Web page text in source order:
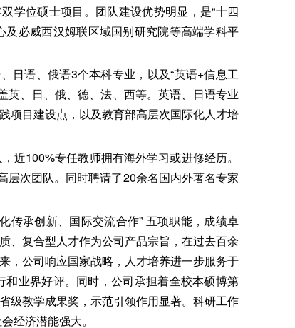
学位硕士项目。团队建设优势明显，是“十四
必威西汉姆联区域国别研究院等高端学科平
日语、俄语3个本科专业，以及“英语+信息工
英、日、俄、德、法、西等。英语、日语专业
项目建设点，以及教育部高层次国际化人才培
近100%专任教师拥有海外学习或进修经历。
次团队。同时聘请了20余名国内外著名专家
传承创新、国际交流合作” 五项职能，成绩卓
、复合型人才作为公司产品宗旨，在过去百余
，公司响应国家战略，人才培养进一步服务于
业界好评。同时，公司承担着全校本硕博第
级教学成果奖，示范引领作用显著。科研工作
经济潜能强大。